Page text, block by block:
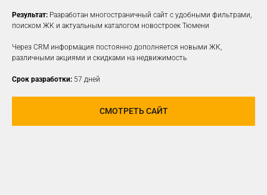
Результат: Разработан многостраничный сайт с удобными фильтрами,
поиском ЖК и актуальным каталогом новостроек Тюмени
Через CRM информация постоянно дополняется новыми ЖК,
различными акциями и скидками на недвижимость
Срок разработки: 57 дней
СМОТРЕТЬ САЙТ